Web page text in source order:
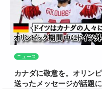
ニュース
カナダに敬意を。オリン
送ったメッセージが話題に